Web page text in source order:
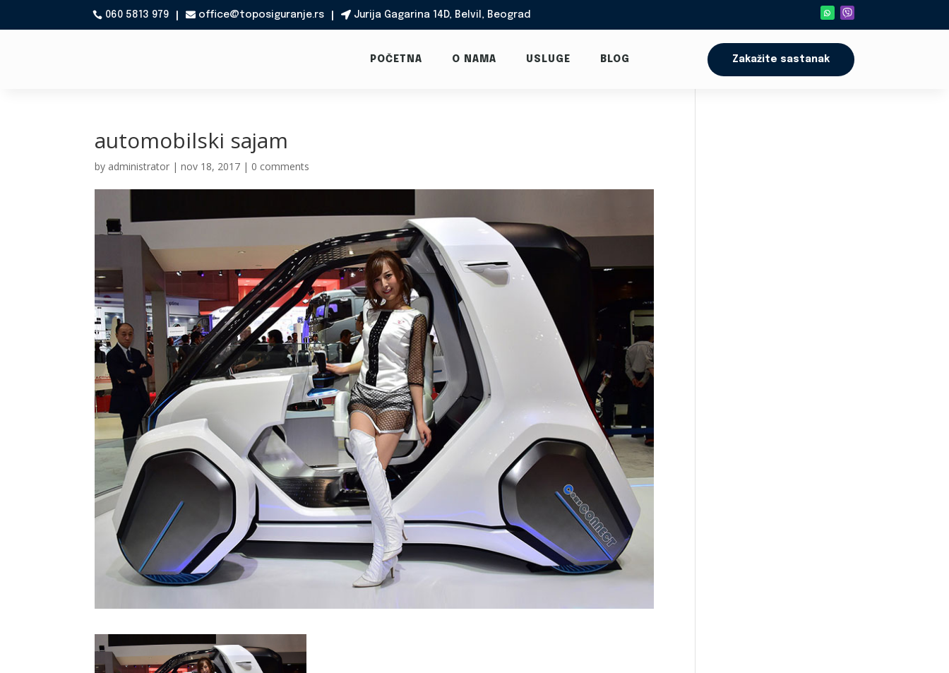
060 5813 979  office@toposiguranje.rs Jurija Gagarina 14D, Belvil, Beograd
POČETNA O NAMA USLUGE BLOG Zakažite sastanak
automobilski sajam
by administrator |nov 18, 2017 | 0 comments